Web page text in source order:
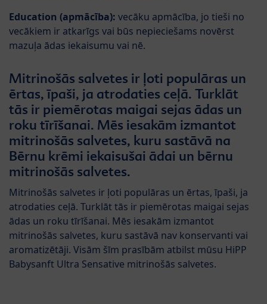
Education (apmācība): vecāku apmācība, jo tieši no
vecākiem ir atkarīgs vai būs nepieciešams novērst
mazuļa ādas iekaisumu vai nē.
Mitrinošās salvetes ir ļoti populāras un
ērtas, īpaši, ja atrodaties ceļā. Turklāt
tās ir piemērotas maigai sejas ādas un
roku tīrīšanai. Mēs iesakām izmantot
mitrinošās salvetes, kuru sastāvā na
Bērnu krēmi iekaisušai ādai un bērnu
mitrinošās salvetes.
Mitrinošās salvetes ir ļoti populāras un ērtas, īpaši, ja
atrodaties ceļā. Turklāt tās ir piemērotas maigai sejas
ādas un roku tīrīšanai. Mēs iesakām izmantot
mitrinošās salvetes, kuru sastāvā nav konservanti vai
aromatizētāji. Visām šīm prasībām atbilst mūsu HiPP
Babysanft Ultra Sensative mitrinošās salvetes.